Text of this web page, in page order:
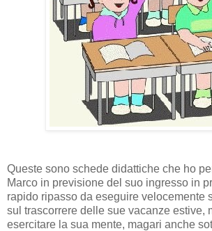
Queste sono schede didattiche che ho
Marco in previsione del suo ingresso in
rapido ripasso da eseguire velocemente
sul trascorrere delle sue vacanze estive,
esercitare la sua mente, magari anche